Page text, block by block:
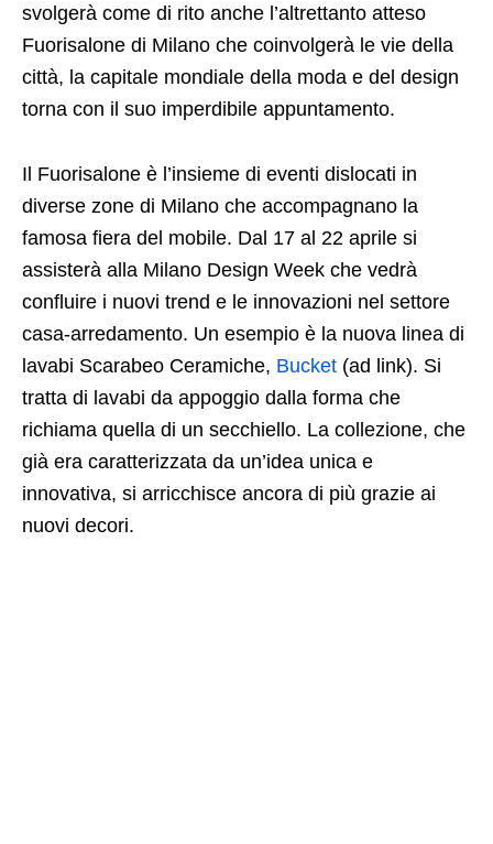
svolgerà come di rito anche l’altrettanto atteso
Fuorisalone di Milano che coinvolgerà le vie della
città, la capitale mondiale della moda e del design
torna con il suo imperdibile appuntamento.
Il Fuorisalone è l’insieme di eventi dislocati in
diverse zone di Milano che accompagnano la
famosa fiera del mobile. Dal 17 al 22 aprile si
assisterà alla Milano Design Week che vedrà
confluire i nuovi trend e le innovazioni nel settore
casa-arredamento. Un esempio è la nuova linea di
lavabi Scarabeo Ceramiche, Bucket (ad link). Si
tratta di lavabi da appoggio dalla forma che
richiama quella di un secchiello. La collezione, che
già era caratterizzata da un’idea unica e
innovativa, si arricchisce ancora di più grazie ai
nuovi decori.